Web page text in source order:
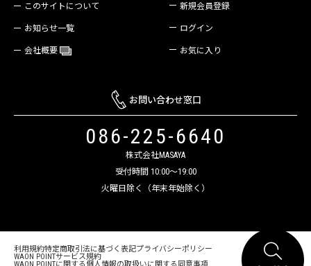
このサイトについて
お知らせ一覧
会社概要
新規会員登録
ログイン
お気に入り
お問い合わせ窓口
086-225-6640
株式会社MASAYA
受付時間 10:00～19:00
火曜日除く（年末年始除く）
利用規約特定商取引法に基づく表記プライバシーポリシー
WAON POINTサービス規約
WAON POINTに関する個人情報の取扱いに関する同意事項